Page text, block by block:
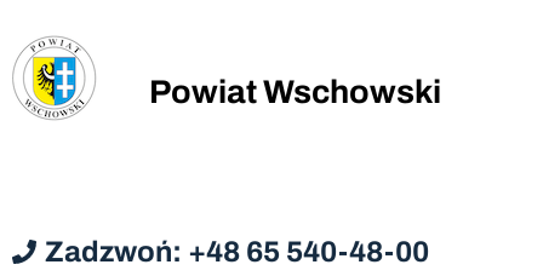
Powiat Wschowski
Zadzwoń: +48 65 540-48-00